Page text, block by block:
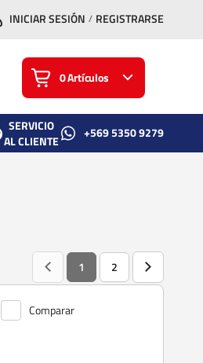
INICIAR SESIÓN / REGISTRARSE
0 Artículos
SERVICIO
AL CLIENTE
+569 5350 9279
1 2
Comparar